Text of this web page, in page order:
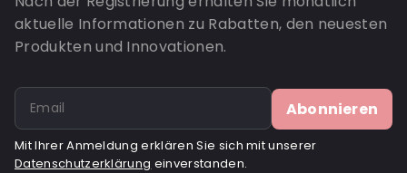
aktuelle Informationen zu Rabatten, den neuesten
Produkten und Innovationen.
Abonnieren
Mit Ihrer Anmeldung erklären Sie sich mit unserer
Datenschutzerklärung einverstanden.